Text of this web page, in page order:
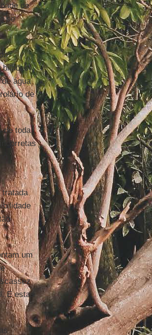
de
se
bilhões
água
de
de toda
tratada
um
E estas